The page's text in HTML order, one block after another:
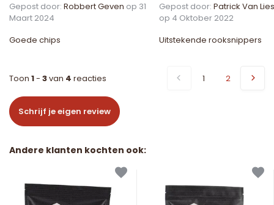
Gepost door: Robbert Geven op 31
Maart 2024
Goede chips
Gepost door: Patrick Van
op 4 Oktober 2022
Uitstekende rooksnippers
Toon 1- 3van 4 reacties 1 2
Schrijf je eigen review
Andere klanten kochten ook: